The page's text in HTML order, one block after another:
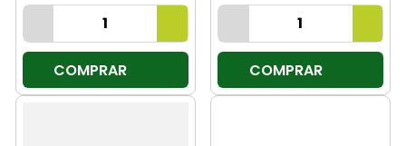
COMPRAR COMPRAR